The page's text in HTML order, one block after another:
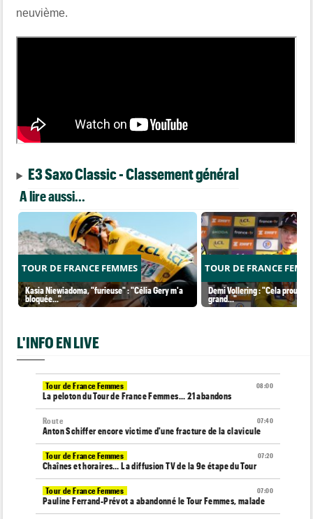
neuvième.
E3 Saxo Classic - Classement général
A lire aussi...
TOUR DE FRANCE FEMMES
Kasia Niewiadoma, "furieuse" : "Célia Gery m'a
bloquée..."
TOUR DE FRANCE
Demi Vollering : "Cela prouve
grand..."
L'INFO EN LIVE
08:00
Tour de France Femmes
La peloton du Tour de France Femmes... 21 abandons
07:40
Route
Anton Schiffer encore victime d'une fracture de la clavicule
07:20
Tour de France Femmes
Chaînes et horaires… La diffusion TV de la 9e étape du Tour
07:00
Tour de France Femmes
Pauline Ferrand-Prévot a abandonné le Tour Femmes, malade